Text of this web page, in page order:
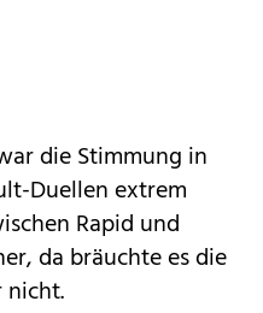
die Stimmung in
Duellen extrem
Rapid und
da bräuchte es die
nicht.